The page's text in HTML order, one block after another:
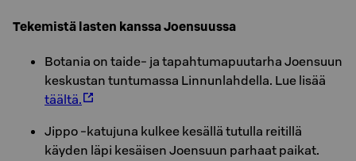
Tekemistä lasten kanssa Joensuussa
Botania on taide- ja tapahtumapuutarha Joensuun
keskustan tuntumassa Linnunlahdella. Lue lisää
täältä.
Jippo -katujuna kulkee kesällä tutulla reitillä
käyden läpi kesäisen Joensuun parhaat paikat.